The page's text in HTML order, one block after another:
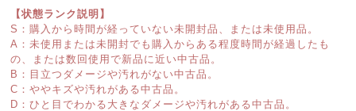
【状態ランク説明】
S：購入から時間が経っていない未開封品、または未使用品。
A：未使用または未開封でも購入からある程度時間が経過したも
の、または数回使用で新品に近い中古品。
B：目立つダメージや汚れがない中古品。
C：ややキズや汚れがある中古品。
D：ひと目でわかる大きなダメージや汚れがある中古品。